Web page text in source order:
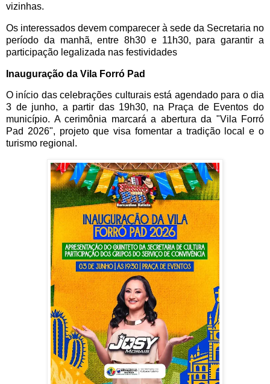
vizinhas.
Os interessados devem comparecer à sede da Secretaria no
período da manhã, entre 8h30 e 11h30, para garantir a
participação legalizada nas festividades
Inauguração da Vila Forró Pad
O início das celebrações culturais está agendado para o dia
3 de junho, a partir das 19h30, na Praça de Eventos do
município. A cerimônia marcará a abertura da "Vila Forró
Pad 2026", projeto que visa fomentar a tradição local e o
turismo regional.